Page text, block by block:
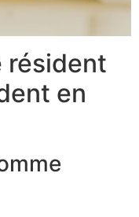
résident
en